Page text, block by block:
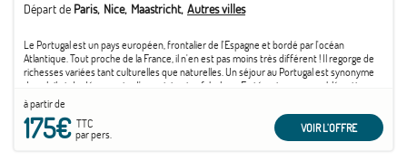
Départ de Paris Nice Maastricht Autres villes
Le Portugal est un pays européen, frontalier de l'Espagne et bordé par l'océan
Atlantique. Tout proche de la France, il n'en est pas moins très différent ! Il regorge de
richesses variées tant culturelles que naturelles. Un séjour au Portugal est synonyme
de soleil et de découverte d'un patrimoine fabuleux. En témoigne son emblématique
capitale ...
à partir de
175€TTC
par pers.
VOIR L'OFFRE